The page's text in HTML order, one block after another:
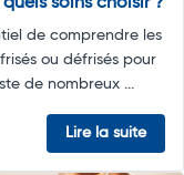
soins choisir ?
de comprendre les
ou défrisés pour
de nombreux ...
Lire la suite